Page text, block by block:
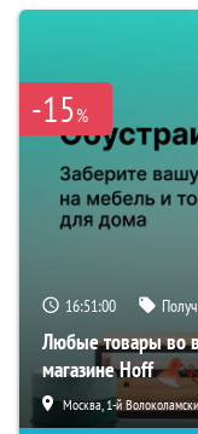
-15%
16:50:59
Любые товары во
магазине Hoff
Москва, 1-й